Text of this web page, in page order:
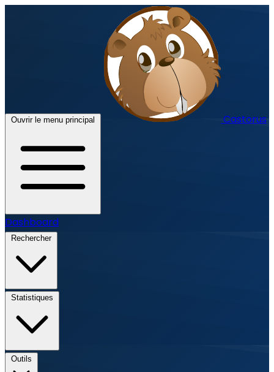
Ouvrir le menu principal Castorus
Dashboard
Rechercher
Statistiques
Outils